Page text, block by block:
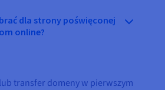
dla strony poświęconej
online?
transfer domeny w pierwszym